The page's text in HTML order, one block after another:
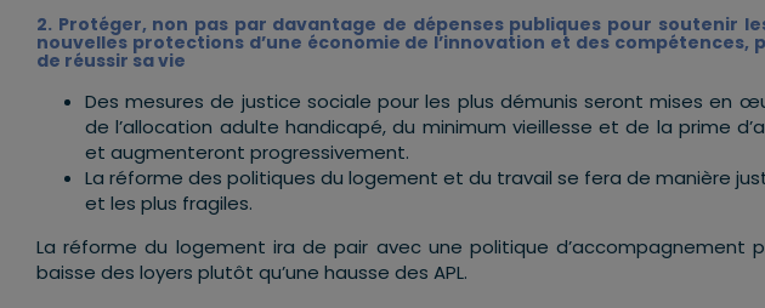
2. Protéger, non pas par davantage de dépenses publiques pour soutenir
nouvelles protections d’une économie de l’innovation et des
de réussir sa vie
Des mesures de justice sociale pour les plus démunis seront mises en
de l’allocation adulte handicapé, du minimum vieillesse et de la prime
et augmenteront progressivement.
La réforme des politiques du logement et du travail se fera de manière
et les plus fragiles.
La réforme du logement ira de pair avec une politique d’accompagnement
baisse des loyers plutôt qu’une hausse des APL.